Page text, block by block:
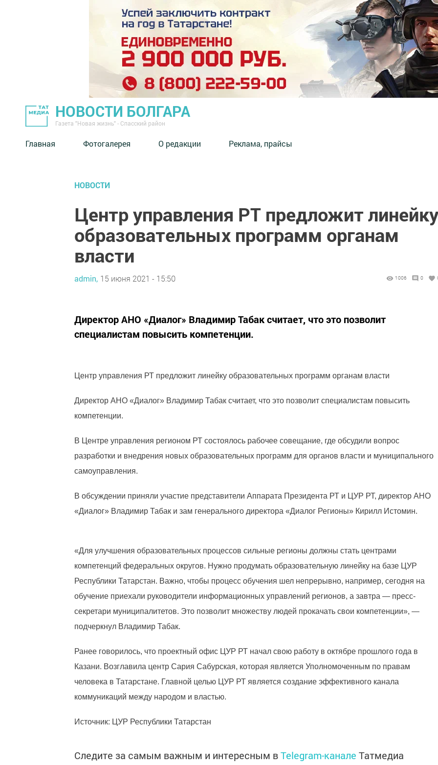
НОВОСТИ БОЛГАРА
Газета "Новая жизнь" - Спасский район
Главная Фотогалерея О редакции Реклама, прайсы
НОВОСТИ
Центр управления РТ предложит линейку
образовательных программ органам
власти
admin, 15 июня 2021 - 15:50 1006 0
Директор АНО «Диалог» Владимир Табак считает, что это позволит
специалистам повысить компетенции.
Центр управления РТ предложит линейку образовательных программ органам власти
Директор АНО «Диалог» Владимир Табак считает, что это позволит специалистам повысить
компетенции.
В Центре управления регионом РТ состоялось рабочее совещание, где обсудили вопрос
разработки и внедрения новых образовательных программ для органов власти и муниципального
самоуправления.
В обсуждении приняли участие представители Аппарата Президента РТ и ЦУР РТ, директор АНО
«Диалог» Владимир Табак и зам генерального директора «Диалог Регионы» Кирилл Истомин.
«Для улучшения образовательных процессов сильные регионы должны стать центрами
компетенций федеральных округов. Нужно продумать образовательную линейку на базе ЦУР
Республики Татарстан. Важно, чтобы процесс обучения шел непрерывно, например, сегодня на
обучение приехали руководители информационных управлений регионов, а завтра — пресс-
секретари муниципалитетов. Это позволит множеству людей прокачать свои компетенции», —
подчеркнул Владимир Табак.
Ранее говорилось, что проектный офис ЦУР РТ начал свою работу в октябре прошлого года в
Казани. Возглавила центр Сария Сабурская, которая является Уполномоченным по правам
человека в Татарстане. Главной целью ЦУР РТ является создание эффективного канала
коммуникаций между народом и властью.
Источник: ЦУР Республики Татарстан
Следите за самым важным и интересным вTelegram-канале Татмедиа